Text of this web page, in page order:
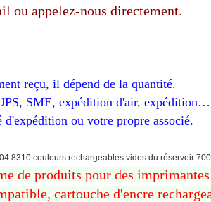
ou appelez-nous directement.
reçu, il dépend de la quantité.
SME, expédition d'air, expédition…
ou votre propre associé.
de produits pour des
cartouche d'encre